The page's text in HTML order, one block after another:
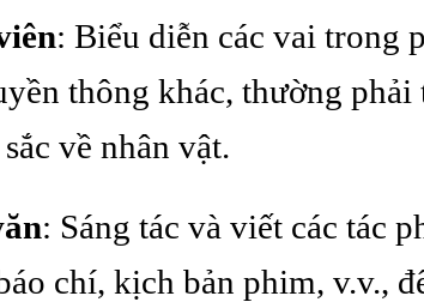
: Biểu diễn các vai trong
thông khác, thường
về nhân vật.
: Sáng tác và viết các tác
chí, kịch bản phim, v.v.,